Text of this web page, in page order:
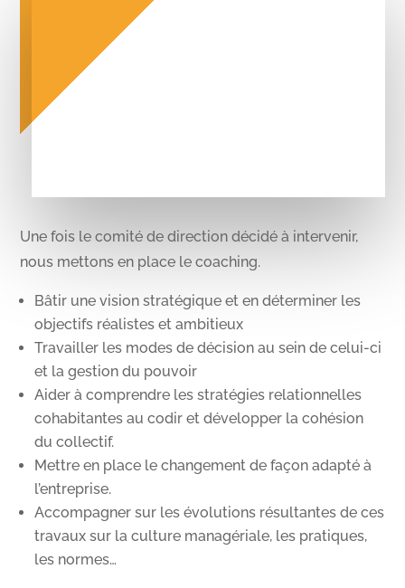
Une fois le comité de direction décidé à intervenir,
nous mettons en place le coaching.
Bâtir une vision stratégique et en déterminer les
objectifs réalistes et ambitieux
Travailler les modes de décision au sein de celui-ci
et la gestion du pouvoir
Aider à comprendre les stratégies relationnelles
cohabitantes au codir et développer la cohésion
du collectif.
Mettre en place le changement de façon adapté à
l’entreprise.
Accompagner sur les évolutions résultantes de ces
travaux sur la culture managériale, les pratiques,
les normes…